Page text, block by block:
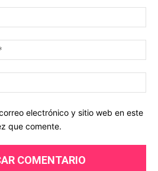
electrónico y sitio web en este
que comente.